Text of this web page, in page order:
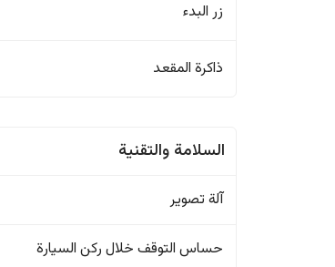
زر البدء
ذاكرة المقعد
السلامة والتقنية
آلة تصوير
حساس التوقف خلال ركن السيارة